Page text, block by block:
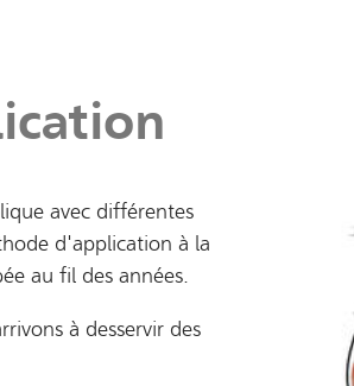
avec différentes
d'application à la
au fil des années.
à desservir des